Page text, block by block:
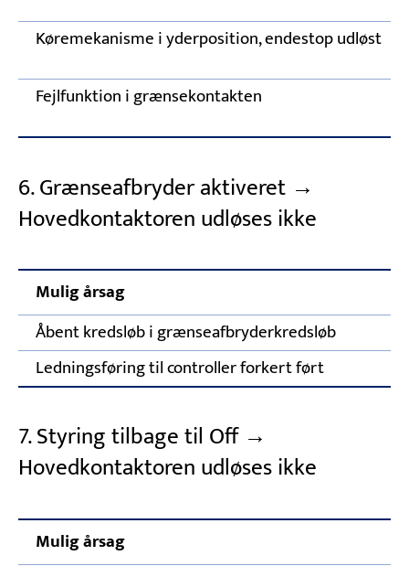
Køremekanisme i yderposition, endestop udløst
Fejlfunktion i grænsekontakten
6. Grænseafbryder aktiveret →
Hovedkontaktoren udløses ikke
Mulig årsag
Åbent kredsløb i grænseafbryderkredsløb
Ledningsføring til controller forkert ført
7. Styring tilbage til Off →
Hovedkontaktoren udløses ikke
Mulig årsag